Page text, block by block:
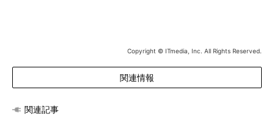
しかし、ミレニアル世代の従業員に限ると、5人に3人が、優
れたコミュニケーション／リモート技術の普及によって、近いう
る。また、ミレニアル世代の79％が、こうした技術の進化によっ
Copyright © ITmedia, Inc. All Rights Reserved.
関連情報
関連記事